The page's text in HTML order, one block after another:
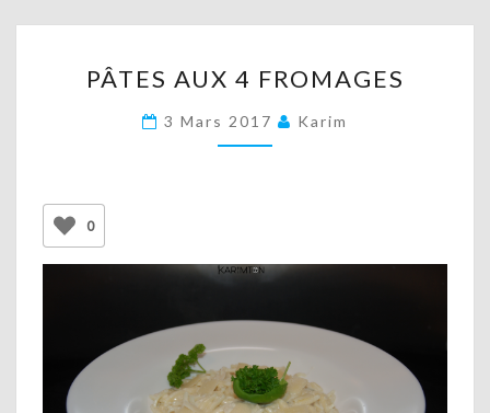
AUX
4
FROMAGES
PÂTES AUX 4 FROMAGES
3 Mars 2017 Karim
0